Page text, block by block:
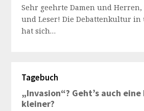
Sehr geehrte Damen und
und Leser! Die Debattenkultur in
hat sich…
Tagebuch
„Invasion“? Geht’s auch
kleiner?